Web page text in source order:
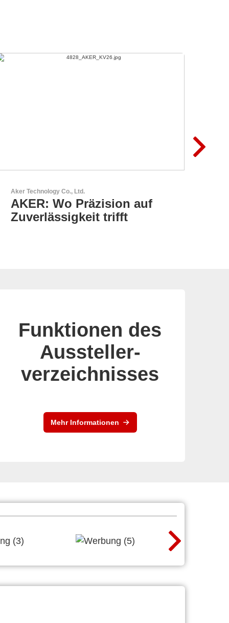
Esseti Srl
Ihr Partner für High-Tech-
Leiterplatten
Funktionen des
Aussteller-
verzeichnisses
Mehr Informationen